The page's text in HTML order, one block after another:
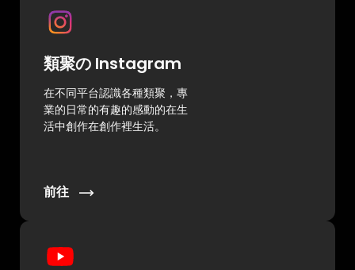
類聚の Instagram
在不同平台認識各種類聚，專
業的日常的有趣的感動的在生
活中創作在創作裡生活。
前往